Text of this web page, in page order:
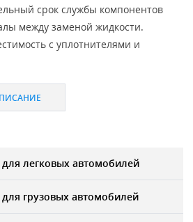
срок службы компонентов
между заменой жидкости.
с уплотнителями и
легковых автомобилей
грузовых автомобилей